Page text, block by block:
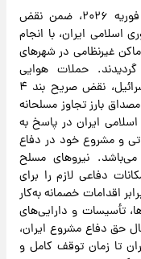
ایالات متحده و رژیم اسرائیل امروز، ۲۸ فوریه ۲۰۲۶، ضمن نقض
ایران، با انجام
غیرنظامی در شهرهای
حملات هوایی
انجام‌شده از سوی ایالات متحده و رژیم اسرائیل، نقض صریح بند ۴
بارز تجاوز مسلحانه
ایران در پاسخ به
و مشروع خود در دفاع
ملل متحد می‌باشد. نیروهای مسلح
دفاعی لازم را برای
اقدامات خصمانه به‌کار
تأسیسات و دارایی‌های
حق دفاع مشروع ایران،
تا زمان توقف کامل و